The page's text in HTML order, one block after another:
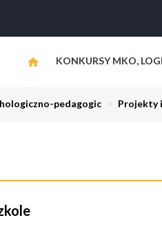
KONKURSY MKO,
pedagogic > Projekty